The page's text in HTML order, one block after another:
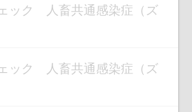
ック 人畜共通感染症（ズ
ック 人畜共通感染症（ズ